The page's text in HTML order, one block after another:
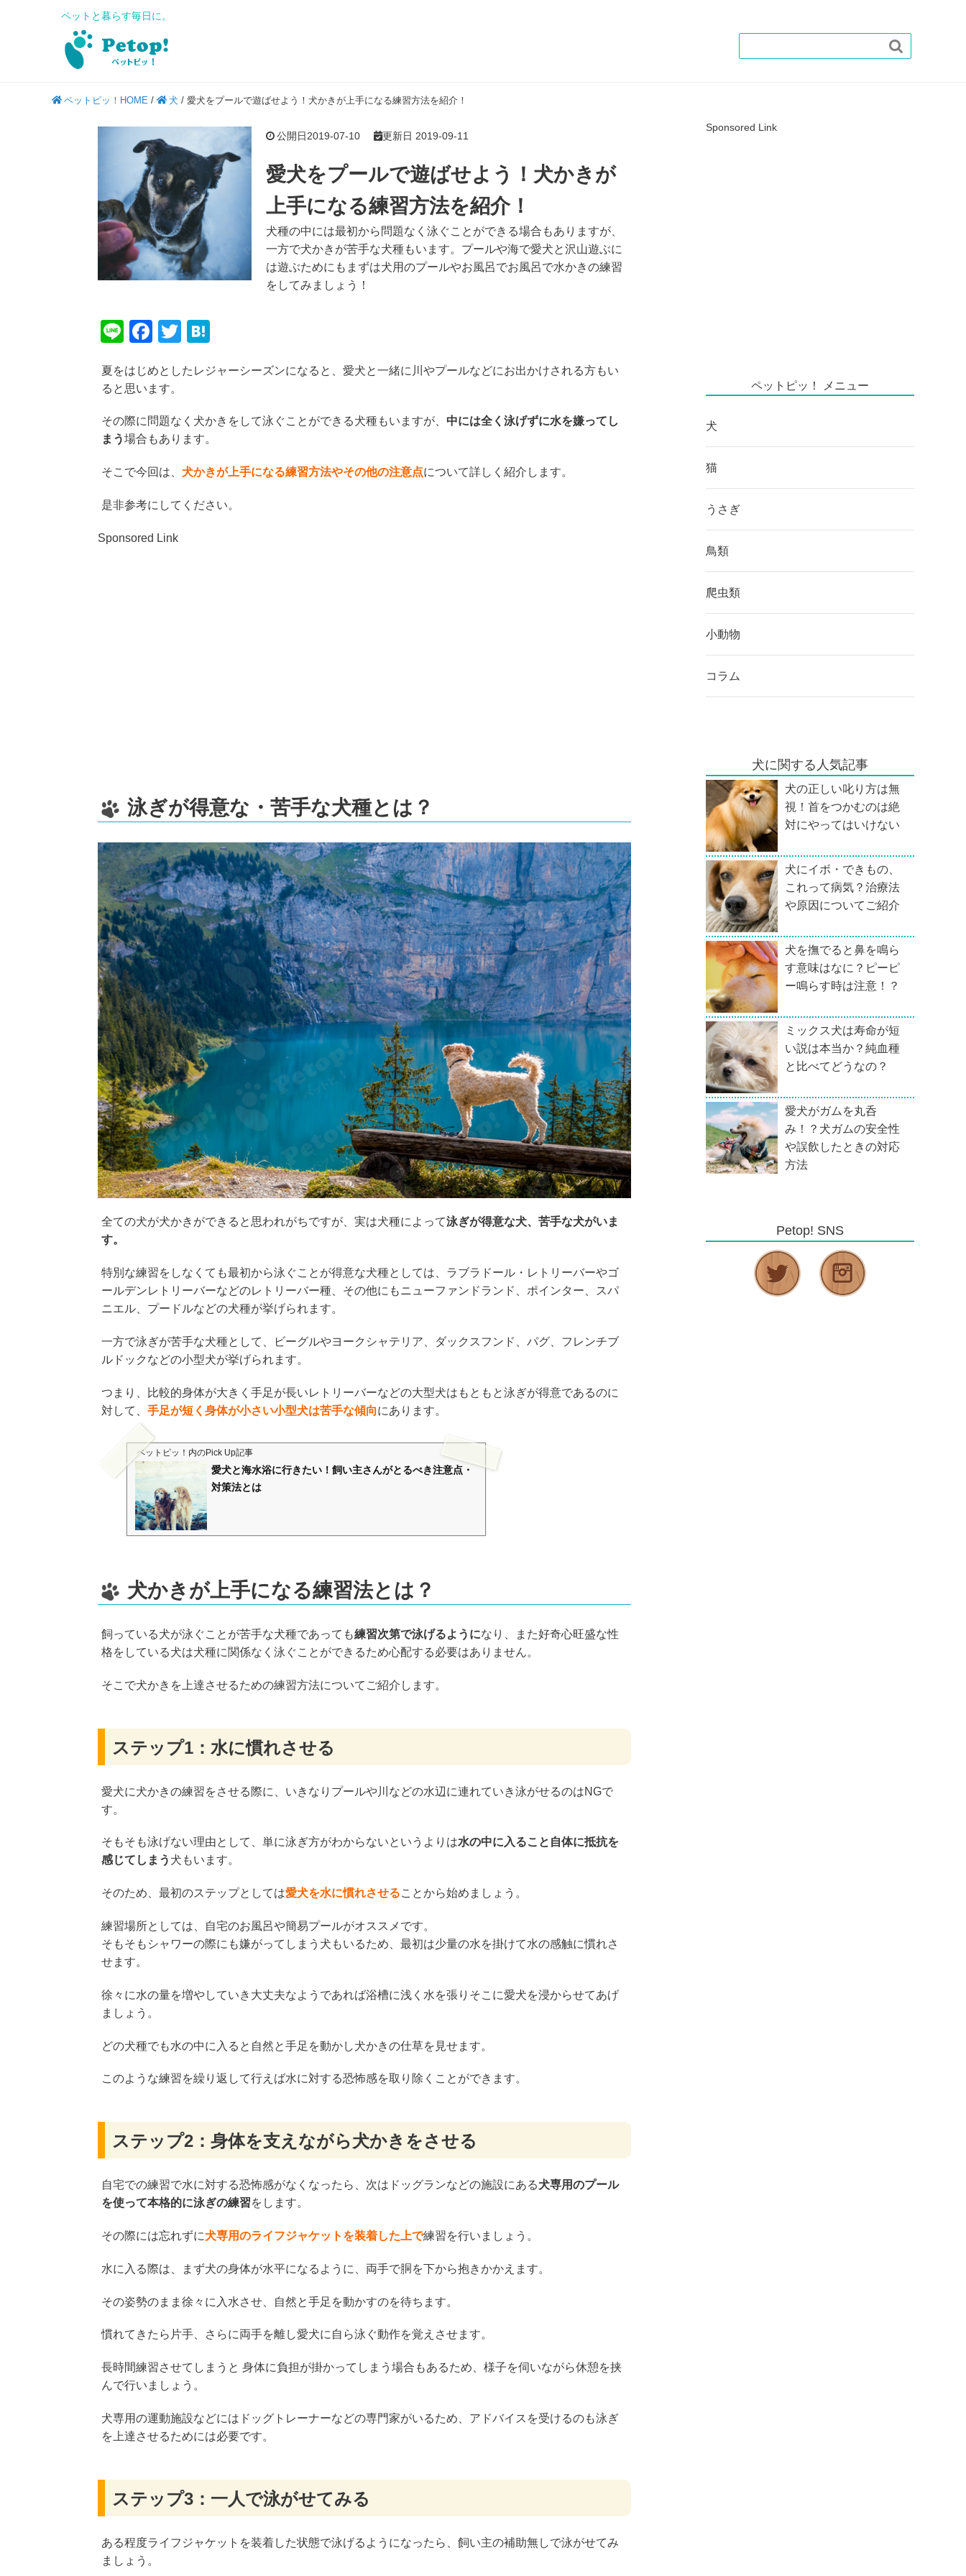
ペットと暮らす毎日に。

ペットピッ！HOME / 犬 / 愛犬をプールで遊ばせよう！犬かきが上手になる練習方法を紹介！
公開日2019-07-10 更新日 2019-09-11
愛犬をプールで遊ばせよう！犬かきが
上手になる練習方法を紹介！
犬種の中には最初から問題なく泳ぐことができる場合もありますが、
一方で犬かきが苦手な犬種もいます。プールや海で愛犬と沢山遊ぶに
は遊ぶためにもまずは犬用のプールやお風呂でお風呂で水かきの練習
をしてみましょう！
Li
e
F
c
e
b
o
o
T
tt
e
a
夏をはじめとしたレジャーシーズンになると、愛犬と一緒に川やプールなどにお出かけされる方もい
ると思います。
その際に問題なく犬かきをして泳ぐことができる犬種もいますが、 中には全く泳げずに水を嫌ってし
まう場合もあります。
そこで今回は、 犬かきが上手になる練習方法やその他の注意点について詳しく紹介します。
是非参考にしてください。
Sponsored Link
泳ぎが得意な・苦手な犬種とは？
全ての犬が犬かきができると思われがちですが、実は犬種によって泳ぎが得意な犬、苦手な犬がいま
す。
特別な練習をしなくても最初から泳ぐことが得意な犬種としては、ラブラドール・レトリーバーやゴ
ールデンレトリーバーなどのレトリーバー種、その他にもニューファンドランド、ポインター、スパ
ニエル、プードルなどの犬種が挙げられます。
一方で泳ぎが苦手な犬種として、ビーグルやヨークシャテリア、ダックスフンド、パグ、フレンチブ
ルドックなどの小型犬が挙げられます。
つまり、比較的身体が大きく手足が長いレトリーバーなどの大型犬はもともと泳ぎが得意であるのに
対して、 手足が短く身体が小さい小型犬は苦手な傾向にあります。
ペットピッ！ 内のPick Up記事
愛犬と海水浴に行きたい！飼い主さんがとるべき注意点・
対策法とは
犬かきが上手になる練習法とは？
飼っている犬が泳ぐことが苦手な犬種であっても練習次第で泳げるようになり、また好奇心旺盛な性
格をしている犬は犬種に関係なく泳ぐことができるため心配する必要はありません。
そこで犬かきを上達させるための練習方法についてご紹介します。
ステップ1：水に慣れさせる
愛犬に犬かきの練習をさせる際に、いきなりプールや川などの水辺に連れていき泳がせるのはNGで
す。
そもそも泳げない理由として、単に泳ぎ方がわからないというよりは水の中に入ること自体に抵抗を
感じてしまう 犬もいます。
そのため、最初のステップとしては愛犬を水に慣れさせることから始めましょう。
練習場所としては、自宅のお風呂や簡易プールがオススメです。
そもそもシャワーの際にも嫌がってしまう犬もいるため、最初は少量の水を掛けて水の感触に慣れさ
せます。
徐々に水の量を増やしていき大丈夫なようであれば浴槽に浅く水を張りそこに愛犬を浸からせてあげ
ましょう。
どの犬種でも水の中に入ると自然と手足を動かし犬かきの仕草を見せます。
このような練習を繰り返して行えば水に対する恐怖感を取り除くことができます。
ステップ2：身体を支えながら犬かきをさせる
自宅での練習で水に対する恐怖感がなくなったら、次はドッグランなどの施設にある犬専用のプール
を使って本格的に泳ぎの練習をします。
その際には忘れずに犬専用のライフジャケットを装着した上で練習を行いましょう。
水に入る際は、まず犬の身体が水平になるように、両手で胴を下から抱きかかえます。
その姿勢のまま徐々に入水させ、自然と手足を動かすのを待ちます。
慣れてきたら片手、さらに両手を離し愛犬に自ら泳ぐ動作を覚えさせます。
長時間練習させてしまうと 身体に負担が掛かってしまう場合もあるため、様子を伺いながら休憩を挟
んで行いましょう。
犬専用の運動施設などにはドッグトレーナーなどの専門家がいるため、アドバイスを受けるのも泳ぎ
を上達させるためには必要です。
ステップ3：一人で泳がせてみる
ある程度ライフジャケットを装着した状態で泳げるようになったら、飼い主の補助無しで泳がせてみ
ましょう。
Sponsored Link
ペットピッ！ メニュー
犬
猫
うさぎ
鳥類
爬虫類
小動物
コラム
犬に関する人気記事
犬の正しい叱り方は無
視！首をつかむのは絶
対にやってはいけない
犬にイボ・できもの、
これって病気？治療法
や原因についてご紹介
犬を撫でると鼻を鳴ら
す意味はなに？ピーピ
ー鳴らす時は注意！？
ミックス犬は寿命が短
い説は本当か？純血種
と比べてどうなの？
愛犬がガムを丸呑
み！？犬ガムの安全性
や誤飲したときの対応
方法
Petop! SNS